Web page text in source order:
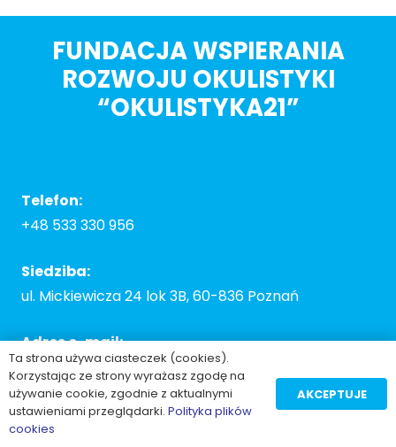
FUNDACJA WSPIERANIA
ROZWOJU OKULISTYKI
“OKULISTYKA21”
Telefon:
+48 533 330 956
Siedziba:
ul. Mickiewicza 24 lok 3B, 60-836 Poznań
Adres e-mail:
contact@myopianetwork.eu
2025 Gogler
Ta strona używa ciasteczek (cookies).
Korzystając ze strony wyrażasz zgodę na
używanie cookie, zgodnie z aktualnymi
ustawieniami przeglądarki. Polityka plików
cookies
AKCEPTUJE